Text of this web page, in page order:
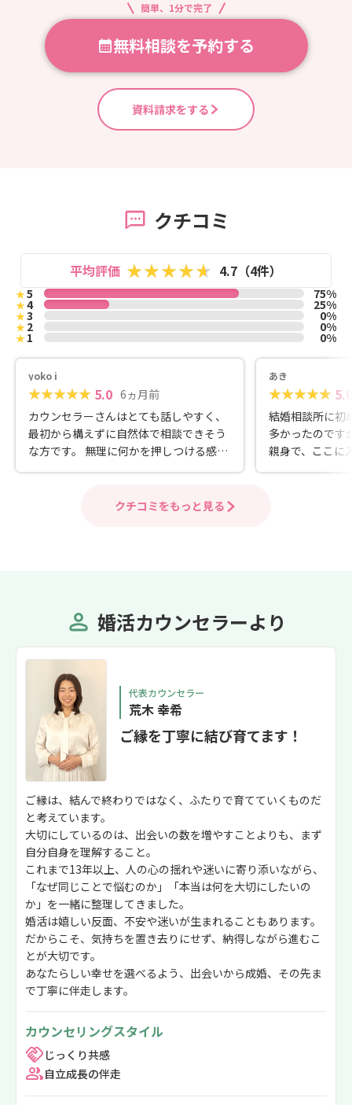
簡単、1分で完了
無料相談を予約する
資料請求をする
クチコミ
平均評価 4.7（4件）
★5 75%
★4 25%
★3 0%
★2 0%
★1 0%
yoko i
5.0 6ヵ月前
カウンセラーさんはとても話しやすく、
最初から構えずに自然体で相談できそう
な方です。 無理に何かを押しつける感じ
もなく、こちらの気持ちを丁寧に聞いて
あき
5.0
結婚相談所に初
多かったのです
親身で、ここに
ら思っています
クチコミをもっと見る
婚活カウンセラーより
代表カウンセラー
荒木 幸希
ご縁を丁寧に結び育てます！
ご縁は、結んで終わりではなく、ふたりで育てていくものだ
と考えています。
大切にしているのは、出会いの数を増やすことよりも、まず
自分自身を理解すること。
これまで13年以上、人の心の揺れや迷いに寄り添いながら、
「なぜ同じことで悩むのか」「本当は何を大切にしたいの
か」を一緒に整理してきました。
婚活は嬉しい反面、不安や迷いが生まれることもあります。
だからこそ、気持ちを置き去りにせず、納得しながら進むこ
とが大切です。
あなたらしい幸せを選べるよう、出会いから成婚、その先ま
で丁寧に伴走します。
カウンセリングスタイル
じっくり共感
自立成長の伴走